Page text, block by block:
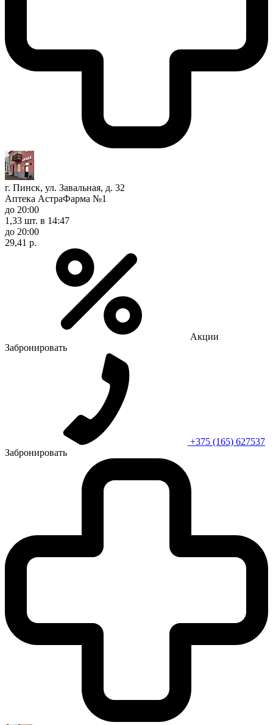
г. Пинск, ул. Завальная, д. 32
Аптека АстраФарма №1
до 20:00
1,33 шт. в 14:47
до 20:00
29,41 р.
Акции
Забронировать
+375 (165) 627537
Забронировать